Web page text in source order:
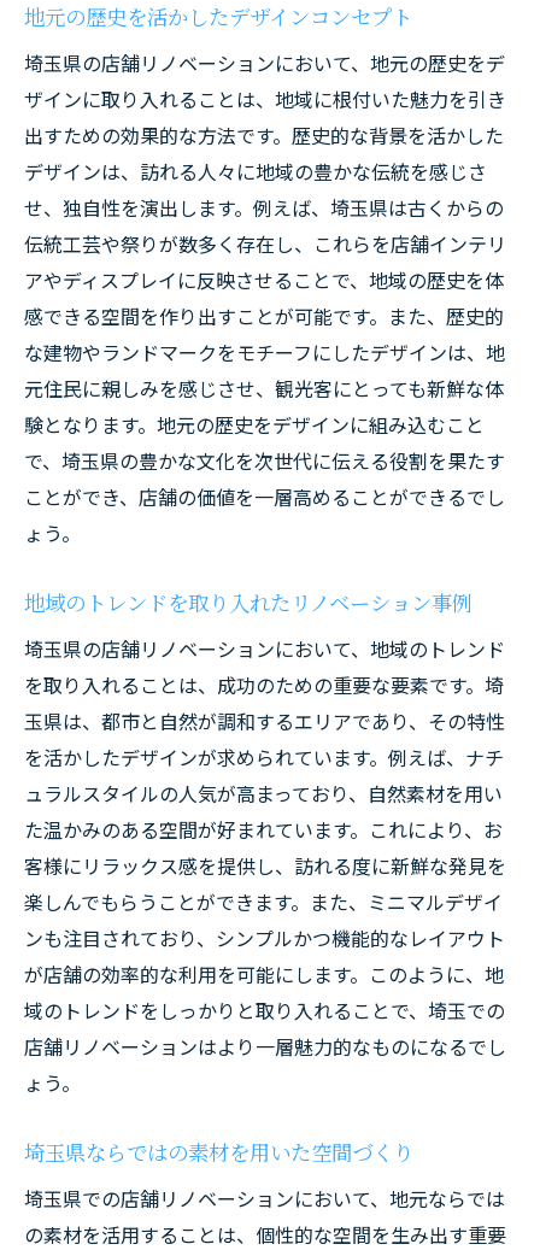
ン
文化的背景を反映した空間づくりのポイン
ト
地域住民に愛される文化的アプローチの実
例
埼玉の風土を表現するデザインアイデア
店舗リノベーションで魅力的な空間を作るため
の秘訣
顧客の心を掴む魅力的なデザイン要素
照明とカラーコーディネートの重要性
空間の広さを感じさせるレイアウトテクニ
ック
多様なニーズに応える柔軟な空間設計
五感に訴える空間づくりのヒント
のアイデア
地元産素材を使ったナチュラルデザイン
リサイクル素材を活用したエコリノベーシ
ョン
地域ブランドを支える素材選びのポイント
温かみのある木材を使ったデザイン事例
コストパフォーマンスの高い素材の活用法
地産地消を推進する素材選択の工夫
効率的なスペース利用で店舗リノベーションの
コストを抑える方法
動線改善でスペースの有効活用
モジュール家具の活用で柔軟な空間設計
多機能スペースの提案でコスト効率化
デッドスペースを活かしたリノベーション
地元の歴史を活かしたデザインコンセプト
埼玉県の店舗リノベーションにおいて、地元の歴史をデ
ザインに取り入れることは、地域に根付いた魅力を引き
出すための効果的な方法です。歴史的な背景を活かした
デザインは、訪れる人々に地域の豊かな伝統を感じさ
せ、独自性を演出します。例えば、埼玉県は古くからの
伝統工芸や祭りが数多く存在し、これらを店舗インテリ
アやディスプレイに反映させることで、地域の歴史を体
感できる空間を作り出すことが可能です。また、歴史的
な建物やランドマークをモチーフにしたデザインは、地
元住民に親しみを感じさせ、観光客にとっても新鮮な体
験となります。地元の歴史をデザインに組み込むこと
で、埼玉県の豊かな文化を次世代に伝える役割を果たす
ことができ、店舗の価値を一層高めることができるでし
ょう。
地域のトレンドを取り入れたリノベーション事例
埼玉県の店舗リノベーションにおいて、地域のトレンド
を取り入れることは、成功のための重要な要素です。埼
玉県は、都市と自然が調和するエリアであり、その特性
を活かしたデザインが求められています。例えば、ナチ
ュラルスタイルの人気が高まっており、自然素材を用い
た温かみのある空間が好まれています。これにより、お
客様にリラックス感を提供し、訪れる度に新鮮な発見を
楽しんでもらうことができます。また、ミニマルデザイ
ンも注目されており、シンプルかつ機能的なレイアウト
が店舗の効率的な利用を可能にします。このように、地
域のトレンドをしっかりと取り入れることで、埼玉での
店舗リノベーションはより一層魅力的なものになるでし
ょう。
埼玉県ならではの素材を用いた空間づくり
埼玉県での店舗リノベーションにおいて、地元ならでは
の素材を活用することは、個性的な空間を生み出す重要